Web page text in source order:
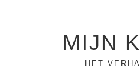
MIJN
HET